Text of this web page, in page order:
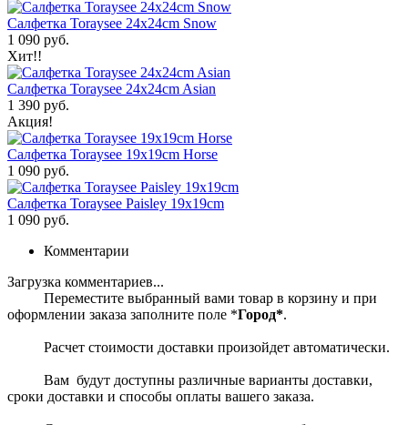
Салфетка Toraysee 24x24cm Snow
1 090 руб.
Хит!!
Салфетка Toraysee 24x24cm Asian
1 390 руб.
Акция!
Салфетка Toraysee 19x19cm Horse
1 090 руб.
Салфетка Toraysee Paisley 19x19cm
1 090 руб.
Комментарии
Загрузка комментариев...
Переместите выбранный вами товар в корзину и при
оформлении заказа заполните поле *Город*.
Расчет стоимости доставки произойдет автоматически.
Вам будут доступны различные варианты доставки,
сроки доставки и способы оплаты вашего заказа.